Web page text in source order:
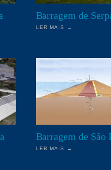
Barragem de
LER MAIS →
Barragem de São
LER MAIS →